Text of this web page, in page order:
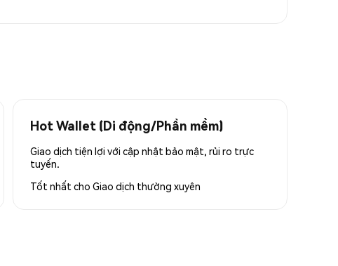
Hot Wallet (Di động/Phần mềm)
Giao dịch tiện lợi với cập nhật bảo mật, rủi ro trực
tuyến.
Tốt nhất cho Giao dịch thường xuyên